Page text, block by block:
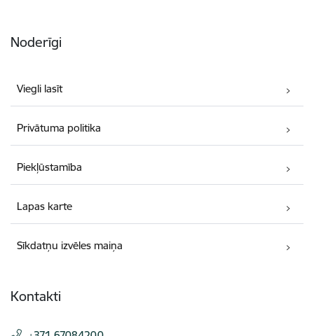
Noderīgi
Viegli lasīt
Privātuma politika
Piekļūstamība
Lapas karte
Sīkdatņu izvēles maiņa
Kontakti